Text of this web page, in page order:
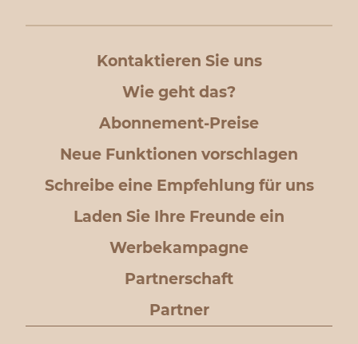
Kontaktieren Sie uns
Wie geht das?
Abonnement-Preise
Neue Funktionen vorschlagen
Schreibe eine Empfehlung für uns
Laden Sie Ihre Freunde ein
Werbekampagne
Partnerschaft
Partner